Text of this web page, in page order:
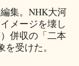
集。NHK大河
メージを壊し
併収の「二本
受けた。